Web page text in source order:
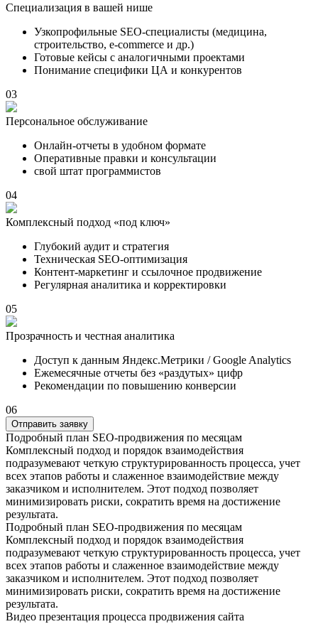
Специализация в вашей нише
Узкопрофильные SEO-специалисты (медицина,
строительство, e-commerce и др.)
Готовые кейсы с аналогичными проектами
Понимание специфики ЦА и конкурентов
03
Персональное обслуживание
Онлайн-отчеты в удобном формате
Оперативные правки и консультации
свой штат программистов
04
Комплексный подход «под ключ»
Глубокий аудит и стратегия
Техническая SEO-оптимизация
Контент-маркетинг и ссылочное продвижение
Регулярная аналитика и корректировки
05
Прозрачность и честная аналитика
Доступ к данным Яндекс.Метрики / Google Analytics
Ежемесячные отчеты без «раздутых» цифр
Рекомендации по повышению конверсии
06
Отправить заявку
Подробный план SEO-продвижения по месяцам
Комплексный подход и порядок взаимодействия
подразумевают четкую структурированность процесса, учет
всех этапов работы и слаженное взаимодействие между
заказчиком и исполнителем. Этот подход позволяет
минимизировать риски, сократить время на достижение
результата.
Подробный план SEO-продвижения по месяцам
Комплексный подход и порядок взаимодействия
подразумевают четкую структурированность процесса, учет
всех этапов работы и слаженное взаимодействие между
заказчиком и исполнителем. Этот подход позволяет
минимизировать риски, сократить время на достижение
результата.
Видео презентация процесса продвижения сайта